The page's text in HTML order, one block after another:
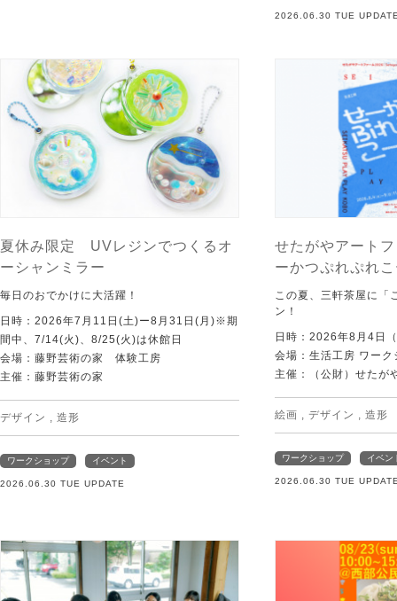
2026.06.30 TUE
夏休み限定 UVレジンでつくるオ
ーシャンミラー
毎日のおでかけに大活躍！
日時：2026年7月11日(土)ー8月31日(月)※期
間中、7/14(火)、8/25(火)は休館日
会場：藤野芸術の家 体験工房
主催：藤野芸術の家
デザイン 造形
ワークショップ イベント
2026.06.30 TUE UPDATE
せたがやアート
ーかつぷれぷれ
この夏、三軒茶屋に「
ン！
日時：2026年8月4日
会場：生活工房 ワー
主催：（公財）せたが
絵画 デザイン 造形
ワークショップ イベン
2026.06.30 TUE